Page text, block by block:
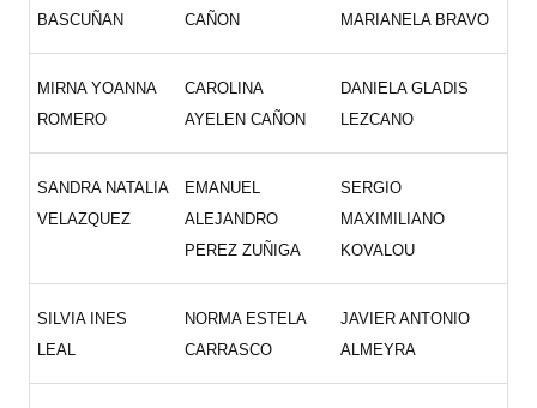
BASCUÑAN
CAÑON
MARIANELA BRAVO
MIRNA YOANNA
ROMERO
CAROLINA
AYELEN CAÑON
DANIELA GLADIS
LEZCANO
SANDRA NATALIA
VELAZQUEZ
EMANUEL
ALEJANDRO
PEREZ ZUÑIGA
SERGIO
MAXIMILIANO
KOVALOU
SILVIA INES
LEAL
NORMA ESTELA
CARRASCO
JAVIER ANTONIO
ALMEYRA